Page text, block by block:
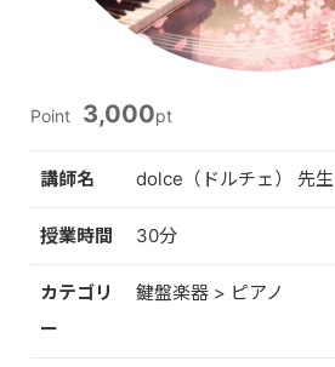
Point 3,000pt
講師名 dolce（ドルチェ） 先生
授業時間 30分
カテゴリ
ー
鍵盤楽器 > ピアノ